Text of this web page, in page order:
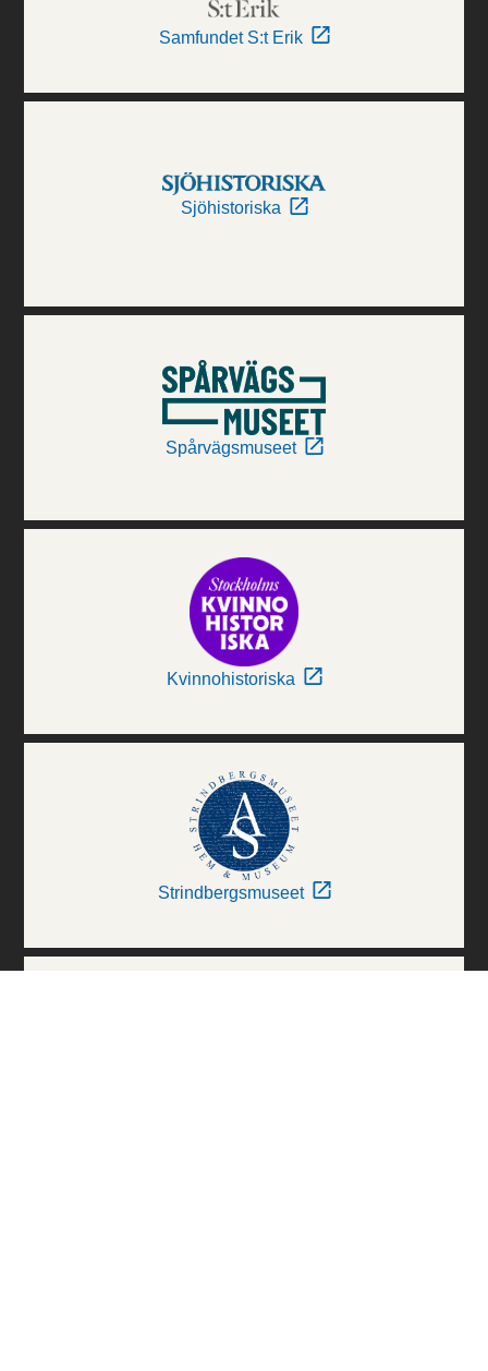
Samfundet S:t Erik
Sjöhistoriska
Spårvägsmuseet
Kvinnohistoriska
Strindbergsmuseet